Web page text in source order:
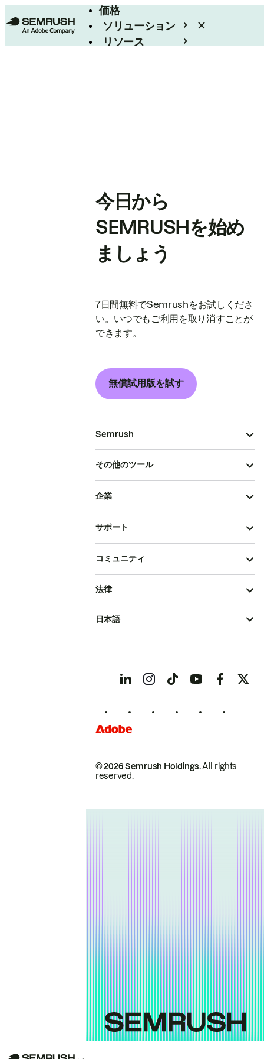
価格
ソリューション
リソース
今日から
SEMRUSHを始め
ましょう
7日間無料でSemrushをお試しくださ
い。いつでもご利用を取り消すことが
できます。
無償試用版を試す
Semrush
その他のツール
企業
サポート
コミュニティ
© 2026 Semrush Holdings.All rights
reserved.
法律
日本語